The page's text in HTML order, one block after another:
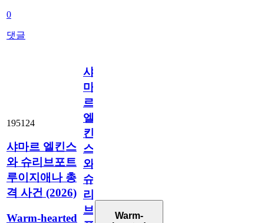
0
댓글
195124
샤마르 엘킨스
와 슈리브포트
루이지애나 총
격 사건 (2026)
Warm-hearted
샤
마
르
엘
킨
스
와
슈
리
브
Warm-